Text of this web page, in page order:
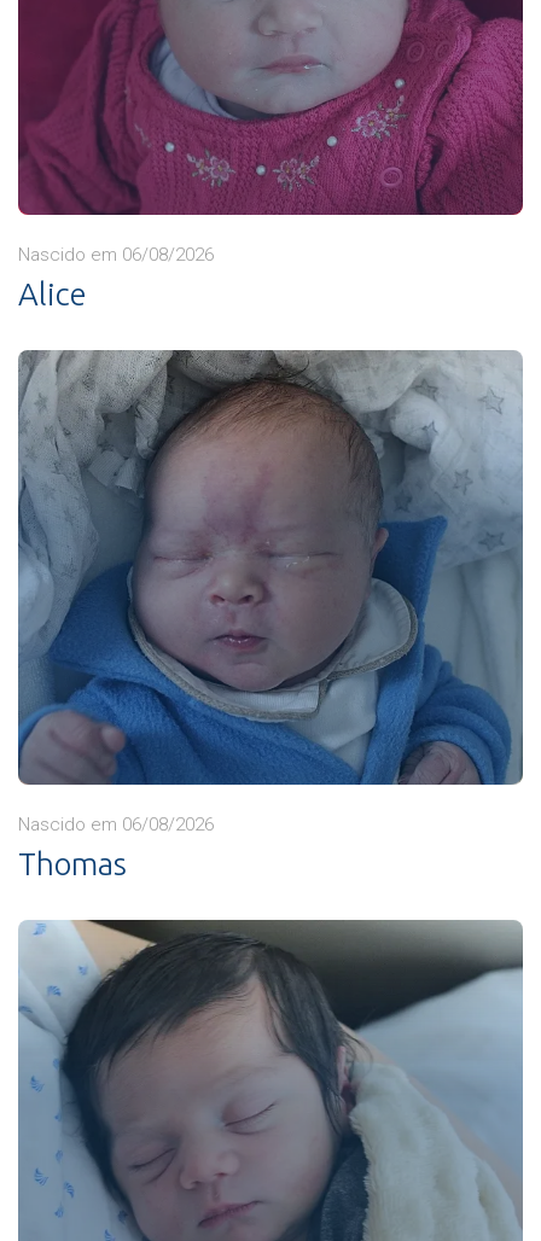
Nascido em 06/08/2026
Alice
Nascido em 06/08/2026
Thomas